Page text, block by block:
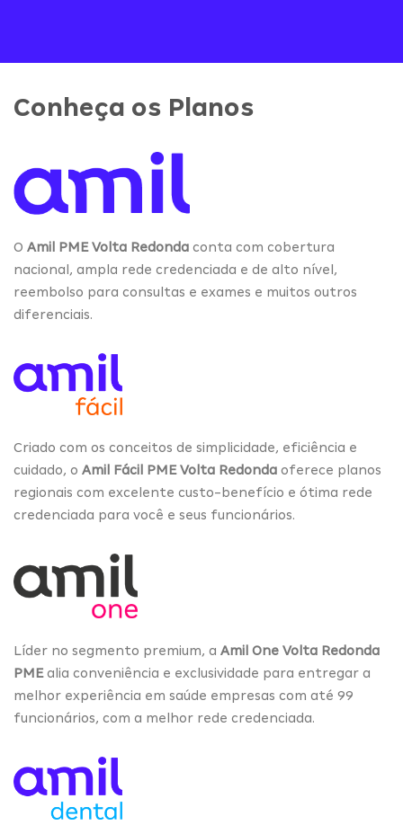
Conheça os Planos
O Amil PME Volta Redonda conta com cobertura
nacional, ampla rede credenciada e de alto nível,
reembolso para consultas e exames e muitos outros
diferenciais.
Criado com os conceitos de simplicidade, eficiência e
cuidado, o Amil Fácil PME Volta Redonda oferece planos
regionais com excelente custo-benefício e ótima rede
credenciada para você e seus funcionários.
Líder no segmento premium, a Amil One Volta Redonda
PMEalia conveniência e exclusividade para entregar a
melhor experiência em saúde empresas com até 99
funcionários, com a melhor rede credenciada.